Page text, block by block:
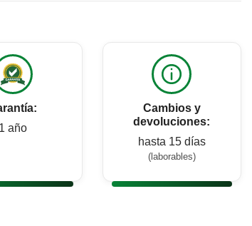
1 año
Cambios y
devoluciones:
hasta 15 días
(laborables)